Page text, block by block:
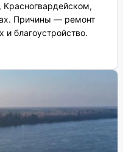
Красногвардейском,
Причины — ремонт
и благоустройство.